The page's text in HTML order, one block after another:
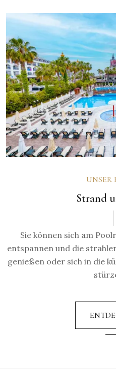
UNSER
Strand
Sie können sich am
entspannen und die
genießen oder sich in die